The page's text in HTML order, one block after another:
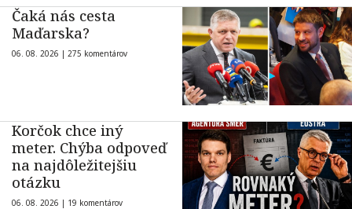
Čaká nás cesta
Maďarska?
06. 08. 2026 | 275 komentárov
Korčok chce iný
meter. Chýba odpoveď
na najdôležitejšiu
otázku
06. 08. 2026 | 19 komentárov